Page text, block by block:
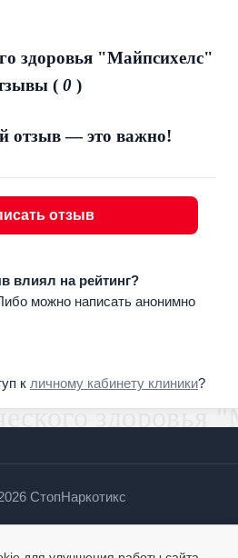
всем нуждающимся, оказать им
план лечения в соответствие
Не откладывайте вопрос
здоровья "Майпсихелс"
( 0 )
отзыв — это важно!
отзыв
влиял на рейтинг?
можно написать анонимно
к личному кабинету клиники?
СтопНаркотикс
Контакты Политика